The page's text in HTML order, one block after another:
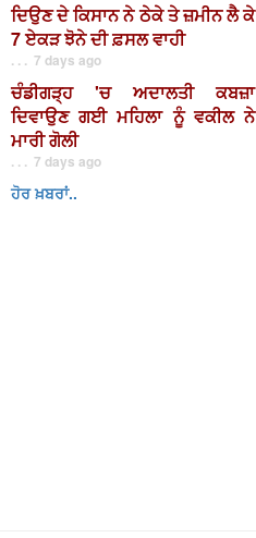
ਦਿਉਣ ਦੇ ਕਿਸਾਨ ਨੇ ਠੇਕੇ ਤੇ ਜ਼ਮੀਨ ਲੈ ਕੇ
7 ਏਕੜ ਝੋਨੇ ਦੀ ਫ਼ਸਲ ਵਾਹੀ
. . . 7 days ago
ਚੰਡੀਗੜ੍ਹ 'ਚ ਅਦਾਲਤੀ ਕਬਜ਼ਾ
ਦਿਵਾਉਣ ਗਈ ਮਹਿਲਾ ਨੂੰ ਵਕੀਲ ਨੇ
ਮਾਰੀ ਗੋਲੀ
. . . 7 days ago
ਹੋਰ ਖ਼ਬਰਾਂ..